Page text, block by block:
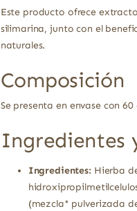
Este producto ofrece
silimarina, junto con el
naturales.
Composición
Se presenta en envase con
Ingredientes
Ingredientes:Hierba
(mezcla* pulverizada